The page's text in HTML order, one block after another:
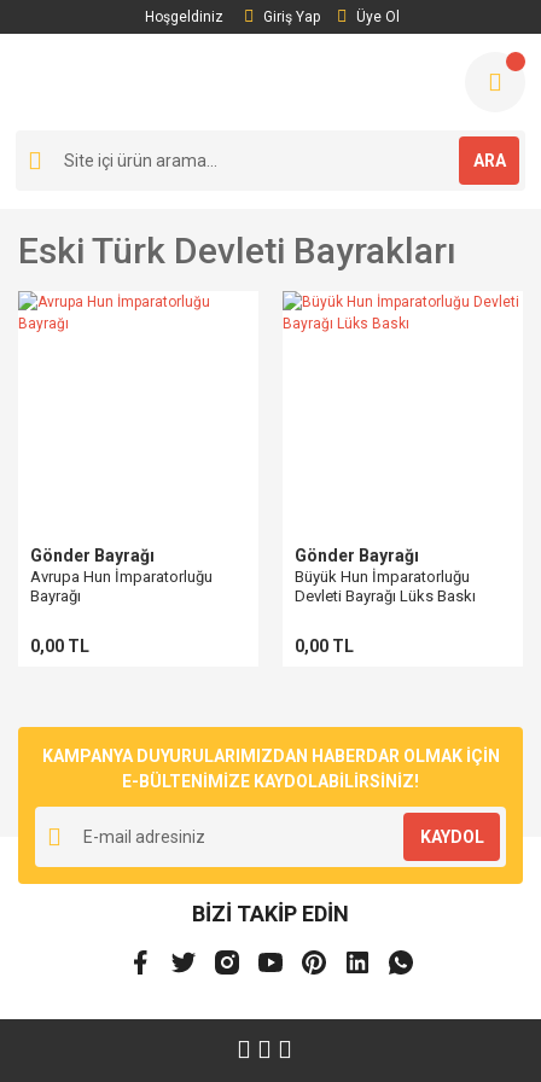
Hoşgeldiniz Giriş Yap Üye Ol
ARA
Eski Türk Devleti Bayrakları
Gönder Bayrağı
Avrupa Hun İmparatorluğu
Bayrağı
0,00 TL
Gönder Bayrağı
Büyük Hun İmparatorluğu
Devleti Bayrağı Lüks Baskı
0,00 TL
KAMPANYA DUYURULARIMIZDAN HABERDAR OLMAK İÇİN
E-BÜLTENİMİZE KAYDOLABİLİRSİNİZ!
KAYDOL
BİZİ TAKİP EDİN